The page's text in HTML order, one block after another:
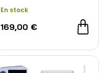
En stock
169,00 €